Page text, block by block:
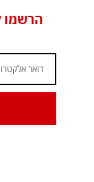
הרשמו